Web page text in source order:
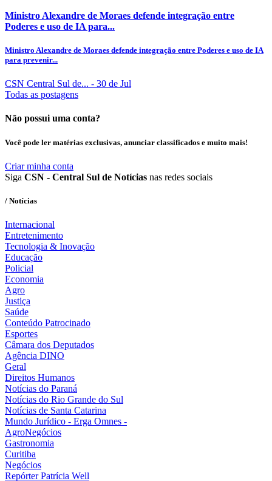
Ministro Alexandre de Moraes defende integração entre
Poderes e uso de IA para...
Ministro Alexandre de Moraes defende integração entre Poderes e uso de IA
para prevenir...
CSN Central Sul de... - 30 de Jul
Todas as postagens
Não possui uma conta?
Você pode ler matérias exclusivas, anunciar classificados e muito mais!
Criar minha conta
Siga CSN - Central Sul de Notícias nas redes sociais
/ Notícias
Internacional
Entretenimento
Tecnologia & Inovação
Educação
Policial
Economia
Agro
Justiça
Saúde
Conteúdo Patrocinado
Esportes
Câmara dos Deputados
Agência DINO
Geral
Direitos Humanos
Notícias do Paraná
Notícias do Rio Grande do Sul
Notícias de Santa Catarina
Mundo Jurídico - Erga Omnes -
AgroNegócios
Gastronomia
Curitiba
Negócios
Repórter Patrícia Well